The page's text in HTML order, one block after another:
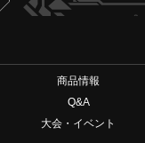
商品情報
Q&A
大会・イベント